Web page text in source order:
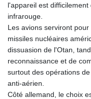
l'appareil est
infrarouge.
Les avions serviront
missiles nucléaires
dissuasion de l'Otan,
reconnaissance et de
surtout des opérations
anti-aérien.
Côté allemand, le choix